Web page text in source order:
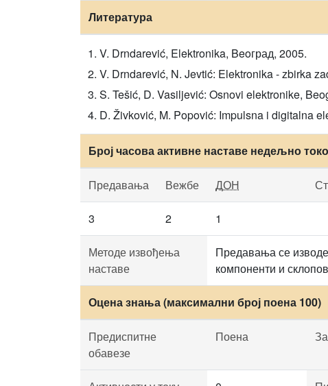
Литература
V. Drndarević, Elektronika, Beoград, 2005.
V. Drndarević, N. Jevtić: Elektronika - zbirka
S. Tešić, D. Vasiljević: Osnovi elektronike,
D. Živković, M. Popović: Impulsna i digitalna
Број часова активне наставе недељно
Предавања Вежбе ДОН
3 2 1
Методе извођења
наставе
Предавања се изводе
компоненти и
Оцена знања (максимални број поена 100)
Предиспитне
обавезе
Поена